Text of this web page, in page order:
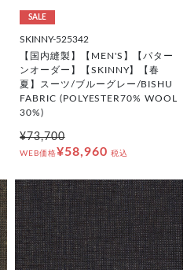
SALE
SKINNY-525342
【国内縫製】【MEN'S】【パター
ンオーダー】【SKINNY】【春
夏】スーツ/ブルーグレー/BISHU
FABRIC (POLYESTER70% WOOL
30%)
¥73,700
WEB価格¥58,960 税込